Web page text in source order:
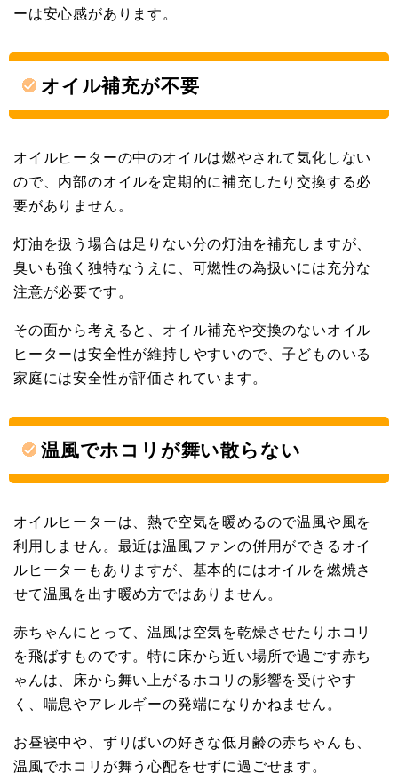
ーは安心感があります。
オイル補充が不要
オイルヒーターの中のオイルは燃やされて気化しない
ので、内部のオイルを定期的に補充したり交換する必
要がありません。
灯油を扱う場合は足りない分の灯油を補充しますが、
臭いも強く独特なうえに、可燃性の為扱いには充分な
注意が必要です。
その面から考えると、オイル補充や交換のないオイル
ヒーターは安全性が維持しやすいので、子どものいる
家庭には安全性が評価されています。
温風でホコリが舞い散らない
オイルヒーターは、熱で空気を暖めるので温風や風を
利用しません。最近は温風ファンの併用ができるオイ
ルヒーターもありますが、基本的にはオイルを燃焼さ
せて温風を出す暖め方ではありません。
赤ちゃんにとって、温風は空気を乾燥させたりホコリ
を飛ばすものです。特に床から近い場所で過ごす赤ち
ゃんは、床から舞い上がるホコリの影響を受けやす
く、喘息やアレルギーの発端になりかねません。
お昼寝中や、ずりばいの好きな低月齢の赤ちゃんも、
温風でホコリが舞う心配をせずに過ごせます。